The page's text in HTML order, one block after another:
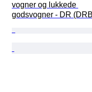
vogner og lukkede
godsvogner - DR